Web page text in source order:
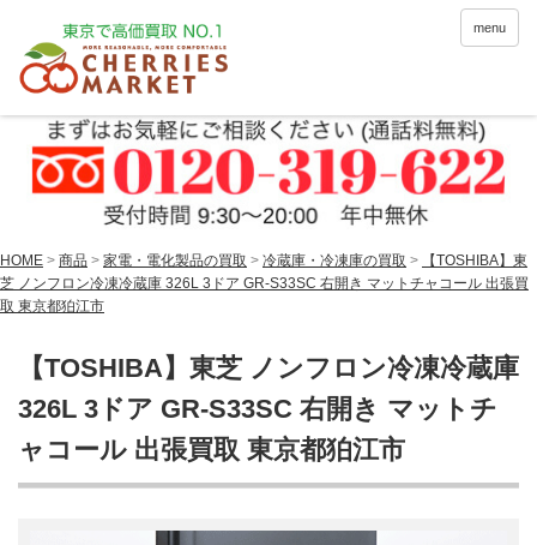
menu
HOME > 商品 > 家電・電化製品の買取 > 冷蔵庫・冷凍庫の買取 >
【TOSHIBA】東
芝 ノンフロン冷凍冷蔵庫 326L 3ドア GR-S33SC 右開き マットチャコール 出張買
取 東京都狛江市
【TOSHIBA】東芝 ノンフロン冷凍冷蔵庫
326L 3ドア GR-S33SC 右開き マットチ
ャコール 出張買取 東京都狛江市